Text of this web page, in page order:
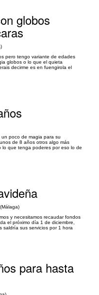
globos
pero tengo variante de edades
globos o lo que el quieta
decirme es en fuengirola el
poco de magia para su
de 8 años otros algo más
lo que tenga poderes por eso lo de
y necesitamos recaudar fondos
el próximo día 1 de diciembre,
saldría sus servicios por 1 hora
para hasta